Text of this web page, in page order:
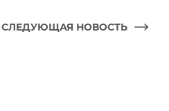
СЛЕДУЮЩАЯ НОВОСТЬ